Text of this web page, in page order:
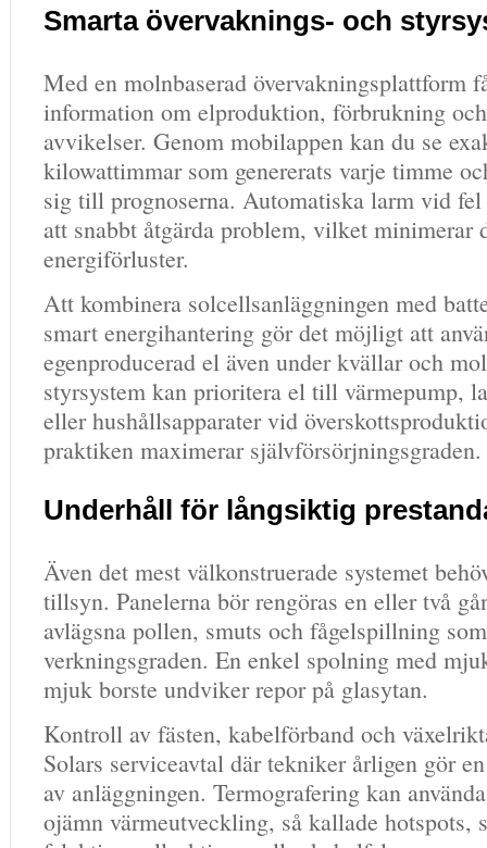
Smarta övervaknings- och
Med en molnbaserad övervakningsplattform
information om elproduktion, förbrukning
avvikelser. Genom mobilappen kan du se
kilowattimmar som genererats varje timme
sig till prognoserna. Automatiska larm vid
att snabbt åtgärda problem, vilket minimerar
energiförluster.
Att kombinera solcellsanläggningen med
smart energihantering gör det möjligt att
egenproducerad el även under kvällar och
styrsystem kan prioritera el till värmepump,
eller hushållsapparater vid
praktiken maximerar självförsörjningsgraden.
Underhåll för långsiktig
Även det mest välkonstruerade systemet
tillsyn. Panelerna bör rengöras en eller två
avlägsna pollen, smuts och fågelspillning
verkningsgraden. En enkel spolning med
mjuk borste undviker repor på glasytan.
Kontroll av fästen, kabelförband och
Solars serviceavtal där tekniker årligen gör
av anläggningen. Termografering kan
ojämn värmeutveckling, så kallade hotspots,